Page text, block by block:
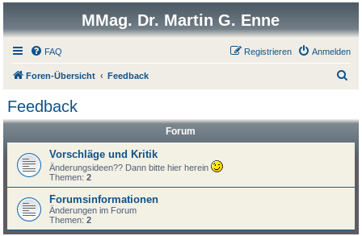
MMag. Dr. Martin G. Enne
FAQ Anmelden
Registrieren
Foren-Übersicht Feedback
Feedback
Forum
Vorschläge und Kritik
Änderungsideen?? Dann bitte hier herein
Themen:2
Forumsinformationen
Änderungen im Forum
Themen:2